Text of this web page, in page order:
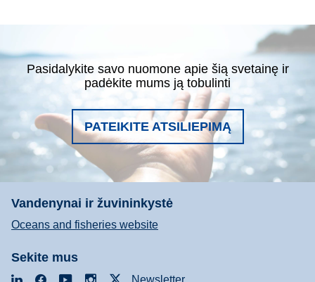
Pasidalykite savo nuomone apie šią svetainę ir
padėkite mums ją tobulinti
PATEIKITE ATSILIEPIMĄ
Vandenynai ir žuvininkystė
Oceans and fisheries website
Sekite mus
LinkedInFacebookYouTubeInstagramNewsletter